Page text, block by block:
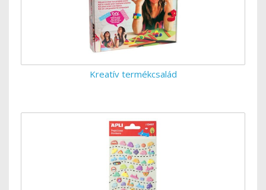
Kreatív termékcsalád